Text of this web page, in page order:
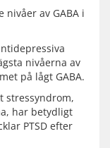
av GABA i
nivåerna av
på lågt GABA.
stressyndrom,
har betydligt
PTSD efter